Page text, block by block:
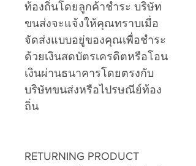
ท้องถิ่นโดยลูกค้าชำระ บริษัท
ขนส่งจะแจ้งให้คุณทราบเมื่อ
จัดส่งแบบอยู่ของคุณเพื่อชำระ
ด้วยเงินสดบัตรเครดิตหรือโอน
เงินผ่านธนาคารโดยตรงกับ
บริษัทขนส่งหรือไปรษณีย์ท้อง
ถิ่น
RETURNING PRODUCT